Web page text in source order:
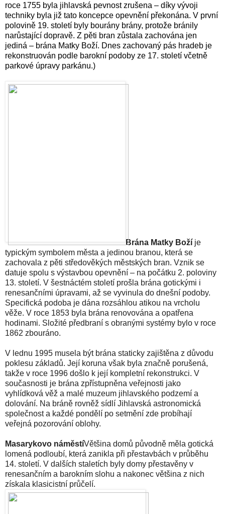
roce 1755 byla jihlavská pevnost zrušena – díky vývoji
techniky byla již tato koncepce opevnění překonána. V první
polovině 19. století byly bourány brány, protože bránily
narůstající dopravě. Z pěti bran zůstala zachována jen
jediná – brána Matky Boží. Dnes zachovaný pás hradeb je
rekonstruován podle barokní podoby ze 17. století včetně
parkové úpravy parkánu.)
Brána Matky Boží je
typickým symbolem města a jedinou branou, která se
zachovala z pěti středověkých městských bran. Vznik se
datuje spolu s výstavbou opevnění – na počátku 2. poloviny
13. století. V šestnáctém století prošla brána gotickými i
renesančními úpravami, až se vyvinula do dnešní podoby.
Specifická podoba je dána rozsáhlou atikou na vrcholu
věže. V roce 1853 byla brána renovována a opatřena
hodinami. Složité předbraní s obranými systémy bylo v roce
1862 zbouráno.
V lednu 1995 musela být brána staticky zajištěna z důvodu
poklesu základů. Její koruna však byla značně porušená,
takže v roce 1996 došlo k její kompletní rekonstrukci. V
současnosti je brána zpřístupněna veřejnosti jako
vyhlídková věž a malé muzeum jihlavského podzemí a
dolování. Na bráně rovněž sídlí Jihlavská astronomická
společnost a každé pondělí po setmění zde probíhají
veřejná pozorování oblohy.
Masarykovo náměstíVětšina domů původně měla gotická
lomená podloubí, která zanikla při přestavbách v průběhu
14. století. V dalších staletích byly domy přestavěny v
renesančním a barokním slohu a nakonec většina z nich
získala klasicistní průčelí.